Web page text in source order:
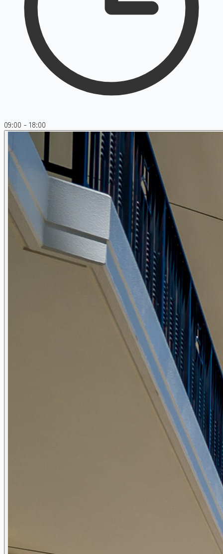
09:00 - 18:00